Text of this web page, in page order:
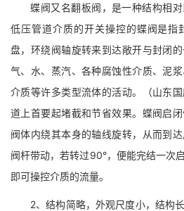
蝶阀又名翻板阀，是一种结构相对
低压管道介质的开关操控的蝶阀是指
盘，环绕阀轴旋转来到达敞开与封闭
气、水、蒸汽、各种腐蚀性介质、泥
介质等许多类型流体的活动。（山东
道上首要起堵截和节省效果。蝶阀启
阀体内绕其本身的轴线旋转，从而到
阀杆带动，若转过90°，便能完结一次
即可操控介质的流量。
2、结构简略，外观尺度小，结构长